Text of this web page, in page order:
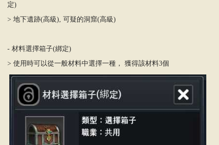
定)
> 地下遺跡(高級), 可疑的洞窟(高級)
- 材料選擇箱子(綁定)
> 使用時可以從一般材料中選擇一種， 獲得該材料3個